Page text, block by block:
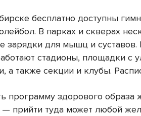
бесплатно доступны
В парках и скверах
зарядки для мышц и
стадионы, площадки с
а также секции и клубы.
программу здорового образа
— прийти туда может любой